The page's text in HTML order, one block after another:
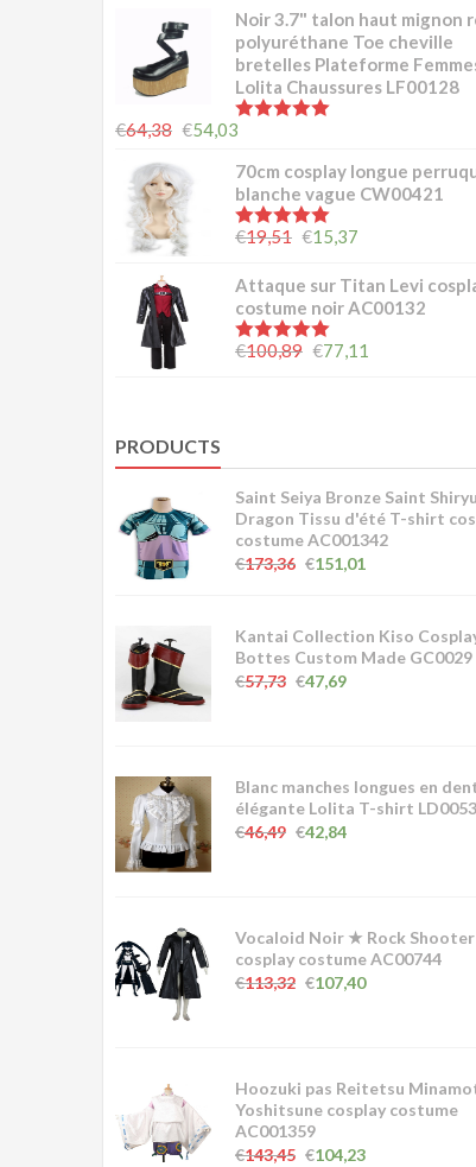
Noir 3.7" talon haut mignon
polyuréthane Toe cheville
bretelles Plateforme
Lolita Chaussures LF00128
€64,38 €54,03
70cm cosplay longue
blanche vague CW00421
5.00 sur 5
€19,51 €15,37
Attaque sur Titan Levi
costume noir AC00132
5.00sur 5
€100,89 €77,11
PRODUCTS
Saint Seiya Bronze Saint
Dragon Tissu d'été T-shirt
costume AC001342
€173,36 €151,01
Kantai Collection Kiso
Bottes Custom Made GC0029
€57,73 €47,69
Blanc manches longues en
élégante Lolita T-shirt LD0053
€46,49 €42,84
Vocaloid Noir ★ Rock Shooter
cosplay costume AC00744
€113,32 €107,40
Hoozuki pas Reitetsu
Yoshitsune cosplay costume
AC001359
€143,45 €104,23